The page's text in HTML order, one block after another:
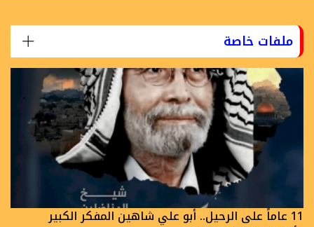
ملفات خاصة
11 عاماً على الرحيل.. أبو علي شاهين المفكر الكبير